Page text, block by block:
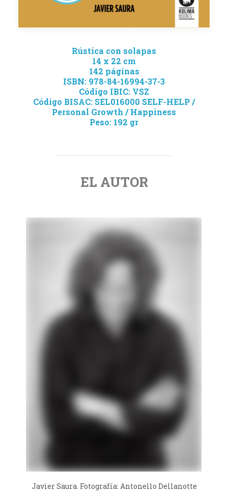
Rústica con solapas
14 x 22 cm
142 páginas
ISBN: 978-84-16994-37-3
Código IBIC: VSZ
Código BISAC: SEL016000 SELF-HELP /
Personal Growth / Happiness
Peso: 192 gr
EL AUTOR
Javier Saura. Fotografía: Antonello Dellanotte